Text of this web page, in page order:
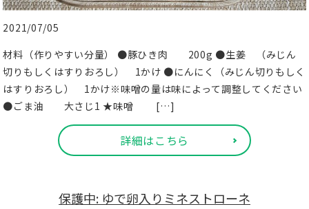
2021/07/05
材料（作りやすい分量） ●豚ひき肉 200g ●生姜 （みじん
切りもしくはすりおろし） 1かけ ●にんにく（みじん切りもしく
はすりおろし） 1かけ※味噌の量は味によって調整してください
●ごま油 大さじ1 ★味噌 […]
詳細はこちら
保護中: ゆで卵入りミネストローネ